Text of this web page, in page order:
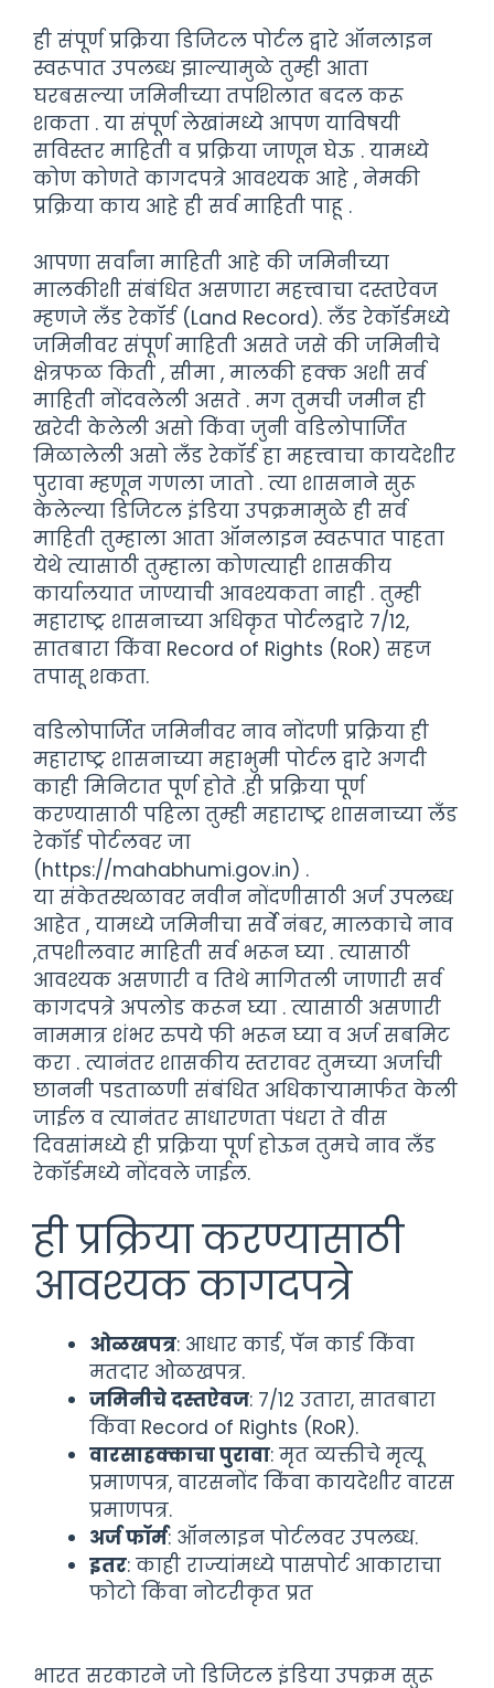
ही संपूर्ण प्रक्रिया डिजिटल पोर्टल द्वारे ऑनलाइन
स्वरूपात उपलब्ध झाल्यामुळे तुम्ही आता
घरबसल्या जमिनीच्या तपशिलात बदल करू
शकता . या संपूर्ण लेखांमध्ये आपण याविषयी
सविस्तर माहिती व प्रक्रिया जाणून घेऊ . यामध्ये
कोण कोणते कागदपत्रे आवश्यक आहे , नेमकी
प्रक्रिया काय आहे ही सर्व माहिती पाहू .
आपणा सर्वांना माहिती आहे की जमिनीच्या
मालकीशी संबंधित असणारा महत्त्वाचा दस्तऐवज
म्हणजे लँड रेकॉर्ड (Land Record). लँड रेकॉर्डमध्ये
जमिनीवर संपूर्ण माहिती असते जसे की जमिनीचे
क्षेत्रफळ किती , सीमा , मालकी हक्क अशी सर्व
माहिती नोंदवलेली असते . मग तुमची जमीन ही
खरेदी केलेली असो किंवा जुनी वडिलोपार्जित
मिळालेली असो लँड रेकॉर्ड हा महत्त्वाचा कायदेशीर
पुरावा म्हणून गणला जातो . त्या शासनाने सुरू
केलेल्या डिजिटल इंडिया उपक्रमामुळे ही सर्व
माहिती तुम्हाला आता ऑनलाइन स्वरूपात पाहता
येथे त्यासाठी तुम्हाला कोणत्याही शासकीय
कार्यालयात जाण्याची आवश्यकता नाही . तुम्ही
महाराष्ट्र शासनाच्या अधिकृत पोर्टलद्वारे 7/12,
सातबारा किंवा Record of Rights (RoR) सहज
तपासू शकता.
वडिलोपार्जित जमिनीवर नाव नोंदणी प्रक्रिया ही
महाराष्ट्र शासनाच्या महाभुमी पोर्टल द्वारे अगदी
काही मिनिटात पूर्ण होते .ही प्रक्रिया पूर्ण
करण्यासाठी पहिला तुम्ही महाराष्ट्र शासनाच्या लँड
रेकॉर्ड पोर्टलवर जा
(https://mahabhumi.gov.in) .
या संकेतस्थळावर नवीन नोंदणीसाठी अर्ज उपलब्ध
आहेत , यामध्ये जमिनीचा सर्वे नंबर, मालकाचे नाव
,तपशीलवार माहिती सर्व भरून घ्या . त्यासाठी
आवश्यक असणारी व तिथे मागितली जाणारी सर्व
कागदपत्रे अपलोड करून घ्या . त्यासाठी असणारी
नाममात्र शंभर रुपये फी भरून घ्या व अर्ज सबमिट
करा . त्यानंतर शासकीय स्तरावर तुमच्या अर्जाची
छाननी पडताळणी संबंधित अधिकाऱ्यामार्फत केली
जाईल व त्यानंतर साधारणता पंधरा ते वीस
दिवसांमध्ये ही प्रक्रिया पूर्ण होऊन तुमचे नाव लँड
रेकॉर्डमध्ये नोंदवले जाईल.
ही प्रक्रिया करण्यासाठी
आवश्यक कागदपत्रे
ओळखपत्र: आधार कार्ड, पॅन कार्ड किंवा
मतदार ओळखपत्र.
जमिनीचे दस्तऐवज: 7/12 उतारा, सातबारा
किंवा Record of Rights (RoR).
वारसाहक्काचा पुरावा: मृत व्यक्तीचे मृत्यू
प्रमाणपत्र, वारसनोंद किंवा कायदेशीर वारस
प्रमाणपत्र.
अर्ज फॉर्म: ऑनलाइन पोर्टलवर उपलब्ध.
इतर: काही राज्यांमध्ये पासपोर्ट आकाराचा
फोटो किंवा नोटरीकृत प्रत
भारत सरकारने जो डिजिटल इंडिया उपक्रम सुरू